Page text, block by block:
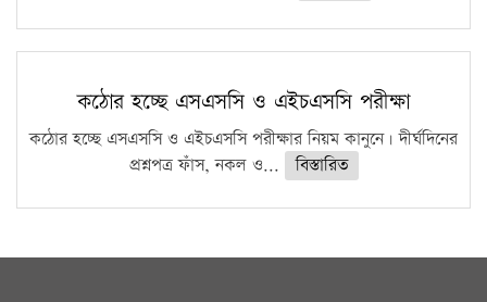
কঠোর হচ্ছে এসএসসি ও এইচএসসি পরীক্ষা
কঠোর হচ্ছে এসএসসি ও এইচএসসি পরীক্ষার নিয়ম কানুনে। দীর্ঘদিনের
প্রশ্নপত্র ফাঁস, নকল ও...
বিস্তারিত